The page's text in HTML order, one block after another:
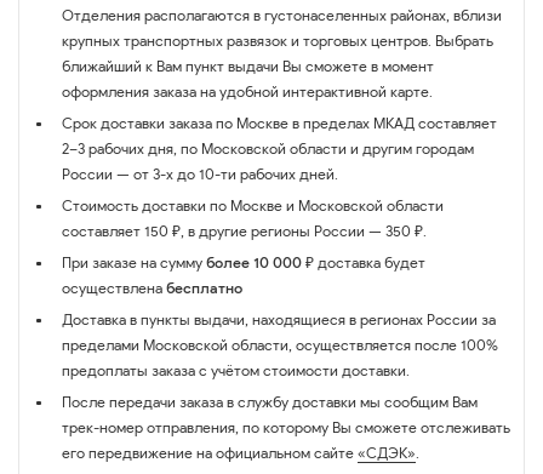
Отделения располагаются в густонаселенных районах, вблизи
крупных транспортных развязок и торговых центров. Выбрать
ближайший к Вам пункт выдачи Вы сможете в момент
оформления заказа на удобной интерактивной карте.
Срок доставки заказа по Москве в пределах МКАД составляет
2–3 рабочих дня, по Московской области и другим городам
России — от 3-х до 10-ти рабочих дней.
Стоимость доставки по Москве и Московской области
составляет 150 ₽, в другие регионы России — 350 ₽.
При заказе на сумму более 10 000 ₽ доставка будет
осуществлена бесплатно
Доставка в пункты выдачи, находящиеся в регионах России за
пределами Московской области, осуществляется после 100%
предоплаты заказа с учётом стоимости доставки.
После передачи заказа в службу доставки мы сообщим Вам
трек-номер отправления, по которому Вы сможете отслеживать
его передвижение на официальном сайте «СДЭК».